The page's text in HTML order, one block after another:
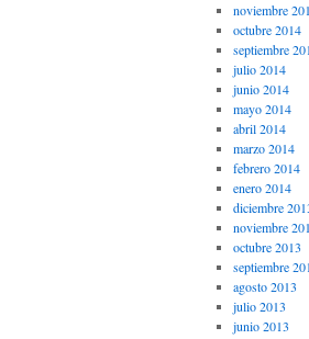
noviembre
octubre 2014
septiembre
julio 2014
junio 2014
mayo 2014
abril 2014
marzo 2014
febrero 2014
enero 2014
diciembre
noviembre
octubre 2013
septiembre
agosto 2013
julio 2013
junio 2013